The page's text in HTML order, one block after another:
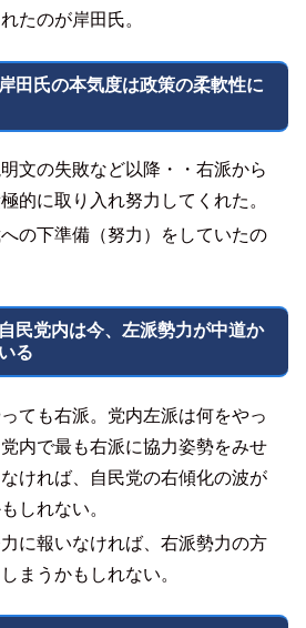
たのが岸田氏。
田氏の本気度は政策の柔軟性に
文の失敗など以降・・右派から
的に取り入れ努力してくれた。
の下準備（努力）をしていたの
民党内は今、左派勢力が中道か
る
ても右派。党内左派は何をやっ
内で最も右派に協力姿勢をみせ
ければ、自民党の右傾化の波が
しれない。
に報いなければ、右派勢力の方
まうかもしれない。